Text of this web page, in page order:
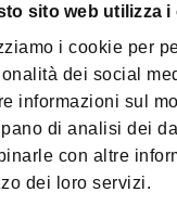
sito web utilizza i
i cookie per
dei social
informazioni sul
di analisi dei
con altre
dei loro servizi.
Media
Blog